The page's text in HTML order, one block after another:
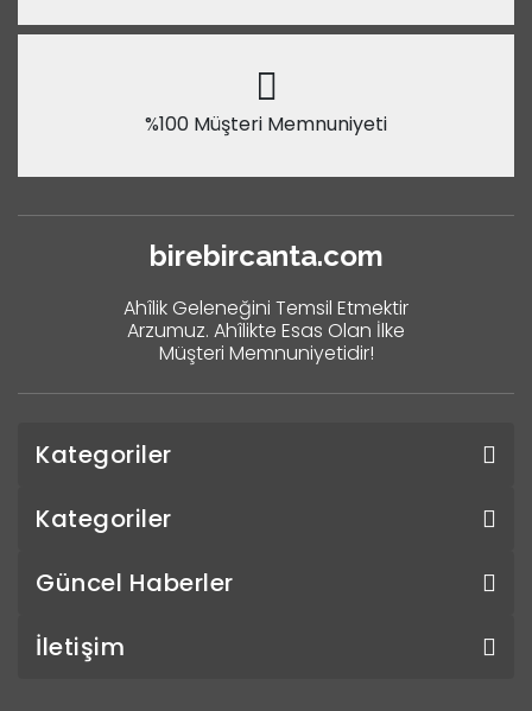
%100 Müşteri Memnuniyeti
birebircanta.com
Ahîlik Geleneğini Temsil Etmektir
Arzumuz. Ahîlikte Esas Olan İlke
Müşteri Memnuniyetidir!
Kategoriler
Kategoriler
Güncel Haberler
İletişim